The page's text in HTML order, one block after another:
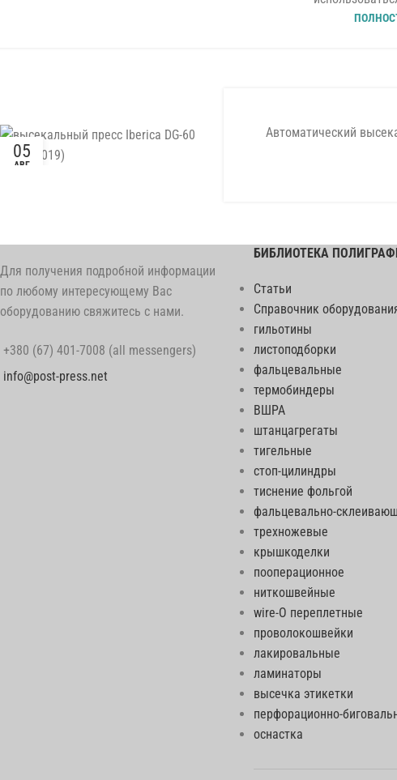
05
АВГ
Автоматический
Для получения подробной информации
по любому интересующему Вас
оборудованию свяжитесь с нами.
+380 (67) 401-7008 (all messengers)
info@post-press.net
БИБЛИОТЕКА
Статьи
Справочник
гильотины
листоподборки
фальцевальные
термобиндеры
ВШРА
штанцагрегаты
тигельные
стоп-цилиндры
тиснение фольгой
фальцевально-
трехножевые
крышкоделки
пооперационное
ниткошвейные
wire-O переплетные
проволокошвейки
лакировальные
ламинаторы
высечка этикетки
перфорационно-
оснастка